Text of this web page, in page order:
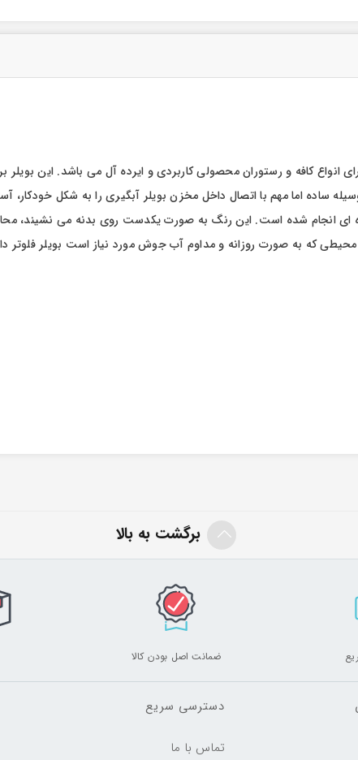
برگشت به بالا
ضمانت اصل بودن کالا
دسترسی سریع
تماس با ما